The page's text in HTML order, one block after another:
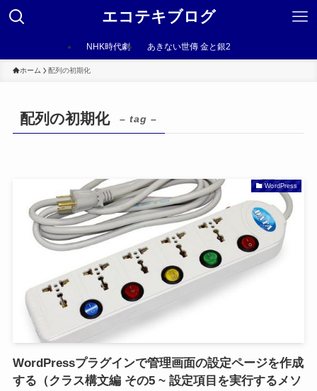
エコテキブログ
NHK時代劇 あきない世傳 金と銀2
ホーム 配列の初期化
配列の初期化 – tag –
WordPress
WordPressプラグインで管理画面の設定ページを作成
する（クラス構文編 その5 ~ 設定項目を実行するメソ